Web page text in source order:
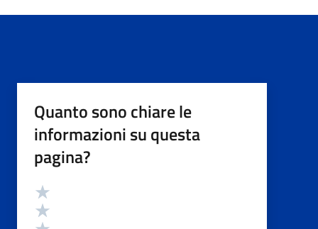
Quanto sono chiare le
informazioni su questa
pagina?
Valutazione